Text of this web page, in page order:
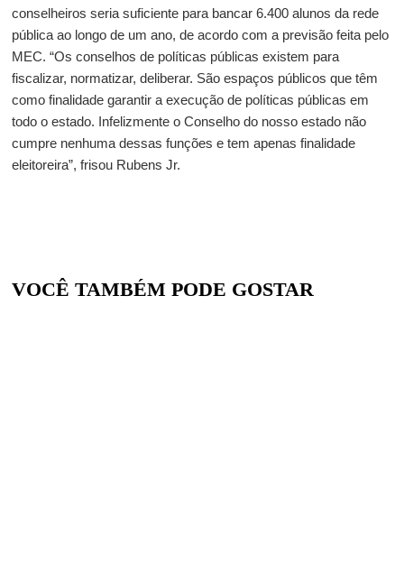
conselheiros seria suficiente para bancar 6.400 alunos da rede
pública ao longo de um ano, de acordo com a previsão feita pelo
MEC. “Os conselhos de políticas públicas existem para
fiscalizar, normatizar, deliberar. São espaços públicos que têm
como finalidade garantir a execução de políticas públicas em
todo o estado. Infelizmente o Conselho do nosso estado não
cumpre nenhuma dessas funções e tem apenas finalidade
eleitoreira”, frisou Rubens Jr.
VOCÊ TAMBÉM PODE GOSTAR